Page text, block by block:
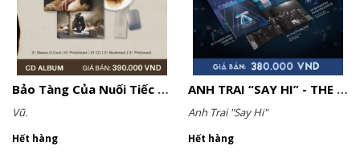
Bảo Tàng Của Nuối Tiếc - Album
Vũ.
Hết hàng
ANH TRAI “SAY HI” - THE SUMMER OF 2024
Anh Trai "Say Hi"
Hết hàng